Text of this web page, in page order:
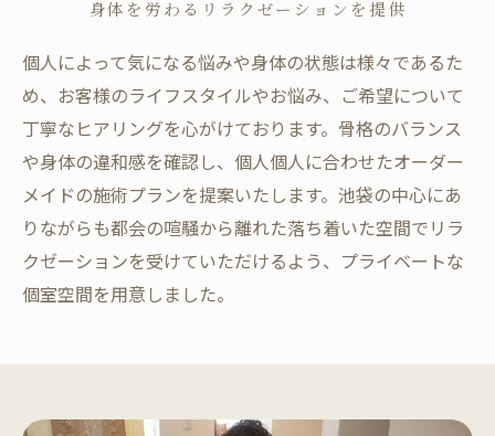
身体を労わるリラクゼーションを提供
個人によって気になる悩みや身体の状態は様々であるた
め、お客様のライフスタイルやお悩み、ご希望について
丁寧なヒアリングを心がけております。骨格のバランス
や身体の違和感を確認し、個人個人に合わせたオーダー
メイドの施術プランを提案いたします。池袋の中心にあ
りながらも都会の喧騒から離れた落ち着いた空間でリラ
クゼーションを受けていただけるよう、プライベートな
個室空間を用意しました。